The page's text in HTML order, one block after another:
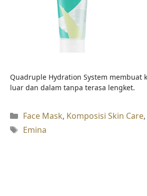
Quadruple Hydration System membuat
luar dan dalam tanpa terasa lengket.
Kategori
Face Mask, Komposisi Skin Care,
Tag
Emina